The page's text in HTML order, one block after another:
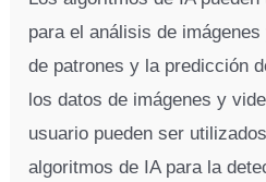
para el análisis de
de patrones y la predicción
los datos de imágenes y
usuario pueden ser
algoritmos de IA para la